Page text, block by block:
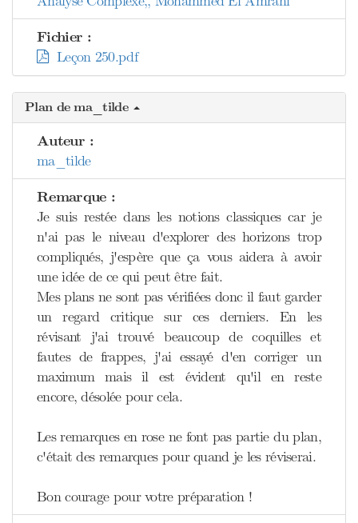
Fichier :
Leçon 250.pdf
Plan de ma_tilde
Auteur :
ma_tilde
Remarque :
Je suis restée dans les notions classiques car je
n'ai pas le niveau d'explorer des horizons trop
compliqués, j'espère que ça vous aidera à avoir
une idée de ce qui peut être fait.
Mes plans ne sont pas vérifiées donc il faut garder
un regard critique sur ces derniers. En les
révisant j'ai trouvé beaucoup de coquilles et
fautes de frappes, j'ai essayé d'en corriger un
maximum mais il est évident qu'il en reste
encore, désolée pour cela.
Les remarques en rose ne font pas partie du plan,
c'était des remarques pour quand je les réviserai.
Bon courage pour votre préparation !